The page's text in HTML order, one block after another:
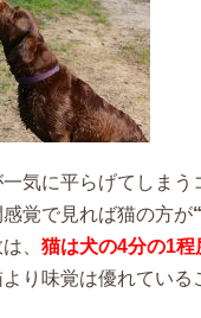
気に平らげてしま
覚で見れば猫の方が
、 猫は犬の4分の1
り味覚は優れている